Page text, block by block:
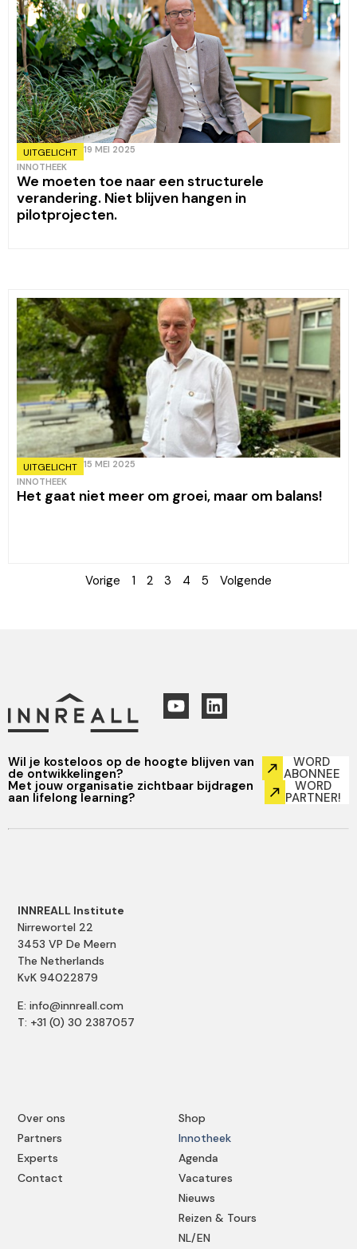
UITGELICHT 19 MEI 2025
INNOTHEEK
We moeten toe naar een structurele
verandering. Niet blijven hangen in
pilotprojecten.
UITGELICHT 15 MEI 2025
INNOTHEEK
Het gaat niet meer om groei, maar om balans!
Vorige 1 2 3 4 5 Volgende
Wil je kosteloos op de hoogte blijven van
de ontwikkelingen?
WORD
ABONNEE
Met jouw organisatie zichtbaar bijdragen
aan lifelong learning?
WORD
PARTNER!
Shop
Innotheek
Agenda
Vacatures
Nieuws
Reizen & Tours
NL/EN
Over ons
Partners
Experts
Contact
INNREALL Institute
Nirrewortel 22
3453 VP De Meern
The Netherlands
KvK 94022879
E: info@innreall.com
T: +31 (0) 30 2387057